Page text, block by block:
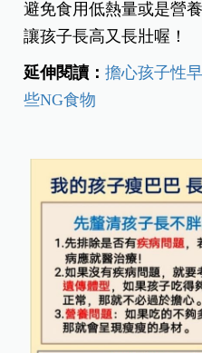
避免食用低熱量或是營
讓孩子長高又長壯喔！
延伸閱讀：擔心孩子性
些NG食物